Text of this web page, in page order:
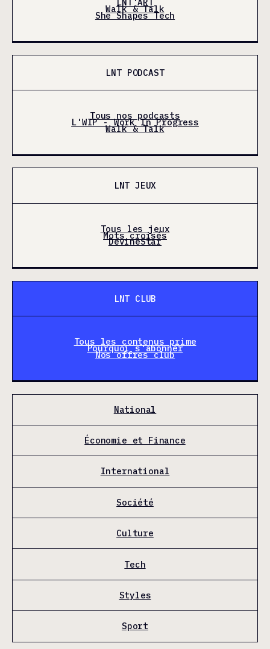
LNT'ART
Walk & Talk
She Shapes Tech
LNT PODCAST
Tous nos podcasts
L'WIP - Work In Progress
Walk & Talk
LNT JEUX
Tous les jeux
Mots croisés
DevineStar
LNT CLUB
Tous les contenus prime
Pourquoi s'abonner
Nos offres club
National
Économie et Finance
International
Société
Culture
Tech
Styles
Sport